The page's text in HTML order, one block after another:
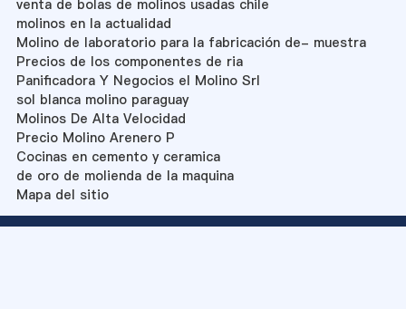
venta de bolas de molinos usadas chile
molinos en la actualidad
Molino de laboratorio para la fabricación de- muestra
Precios de los componentes de ria
Panificadora Y Negocios el Molino Srl
sol blanca molino paraguay
Molinos De Alta Velocidad
Precio Molino Arenero P
Cocinas en cemento y ceramica
de oro de molienda de la maquina
Mapa del sitio